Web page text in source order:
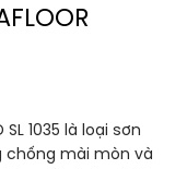
SL 1035 là loại sơn
chống mài mòn và